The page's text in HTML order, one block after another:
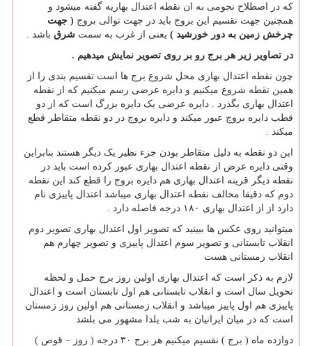
که در اصطلاح نجومی به ان نقطه اعتدال بهاریه گفته میشود و
همچنین جهت تقسیم این بروج باید در جهت توالی بروج ( جهت
چرخش زمین به دور خورشید ) یعنی از غرب به سمت شرق باشد .
در تصاویر زیر هر برج رو بر روی تصویر نمایش میدهیم .
چون نقطه اعتدال بهاری محل شروع برج ها است تقسیم بندی را از
همین نقطه شروع میکنیم و دایره عرضی رسم میکنیم که از نقطه
اعتدال بهاری بگذرد . دایره عرضی یک دایره بزرگ است که از دو
قطب دایره بروج عبور میکند و دایره بروج در دو نقطه متقاطر قطع
میکند .
این دو نقطه به دلیل متقاطر بودن جزء نظیر یک دیگر هستند بنابراین
وقتی دایره عرض از نقطه اعتدال بهاری عبور کرده است باید در
نقطه دیگر قرینه اعتدال بهاری هم دایره بروج را قطع کند این نقطه
دوم که دقیقا مخالف نقطه اعتدال بهاری میباشد اعتدال پاییزی نام
دارد از از اعتدال بهاری ۱۸۰ درجه فاصله دارد .
میتوانید روی عکس ها ببینید که تصویر اول اعتدال بهاری تصویر دوم
انقلاب تابستانی و تصویر سوم اعتدال پاییزی و تصویر چهارم هم
انقلاب زمستانی هست
لازم به ذکر است که اعتدال بهاری اولین روز برج حمل و لحظه
تحویل سال است و انقلاب تابستانی هم اول تابستان است و اعتدال
پاییزی هم اول پاییز میباشد و انقلاب زمستانی هم اولین روز زمستان
است که در میان ایرانیان به شب یلدا مشهور می بلشد
دوازده ماه ( برج ) نقسیم میکنیم هر برج ۳۰ درجه ( روز – قوص )